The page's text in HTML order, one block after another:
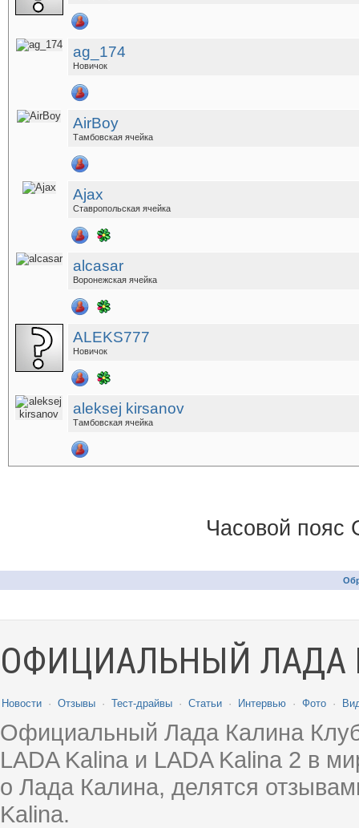
ag_174
Новичок
AirBoy
Тамбовская ячейка
Ajax
Ставропольская ячейка
alcasar
Воронежская ячейка
ALEKS777
Новичок
aleksej kirsanov
Тамбовская ячейка
Часовой пояс
ОФИЦИАЛЬНЫЙ ЛАДА
Новости · Отзывы · Тест-драйвы · Статьи · Интервью · Фото ·
Официальный Лада Калина
LADA Kalina и LADA Kalina 2 в
о Лада Калина, делятся
Kalina.